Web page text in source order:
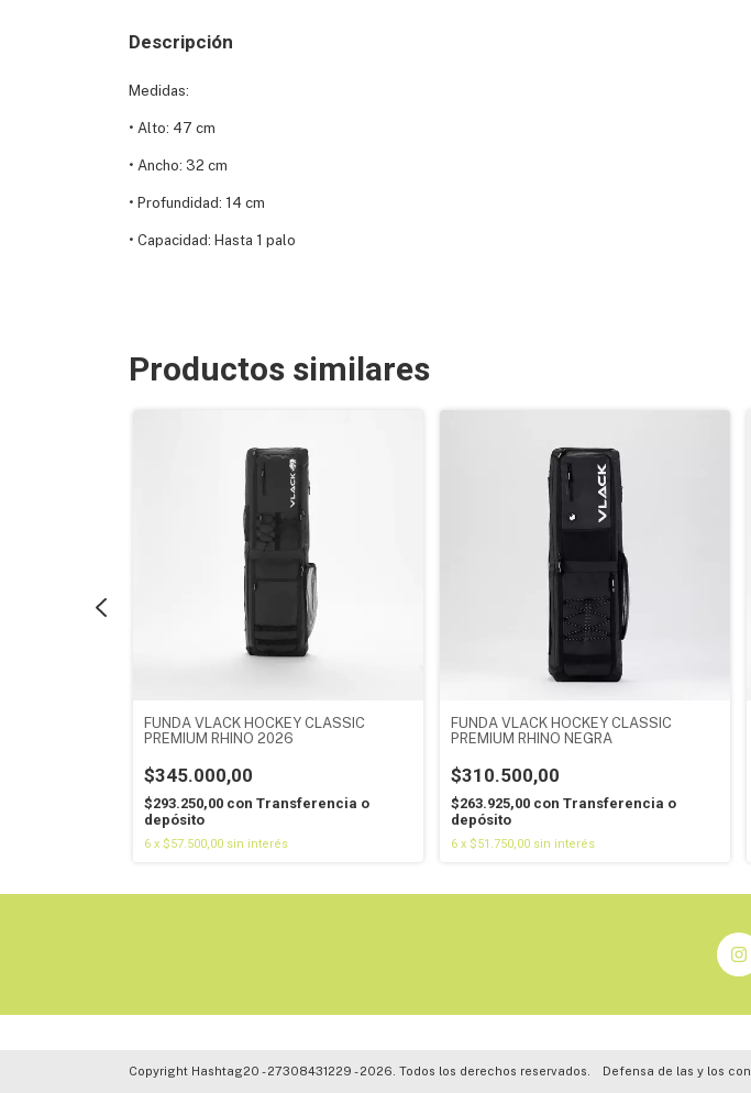
Descripción
Medidas:
• Alto: 47 cm
• Ancho: 32 cm
• Profundidad: 14 cm
• Capacidad: Hasta 1 palo
Productos similares
FUNDA VLACK HOCKEY CLASSIC
PREMIUM RHINO 2026
$345.000,00
$293.250,00 con Transferencia o
depósito
6 x $57.500,00 sin interés
FUNDA VLACK HOCKEY CLASSIC
PREMIUM RHINO NEGRA
$310.500,00
$263.925,00 con Transferencia o
depósito
6 x $51.750,00 sin interés
Copyright Hashtag20 - 27308431229 - 2026. Todos los derechos reservados. Defensa de las y los